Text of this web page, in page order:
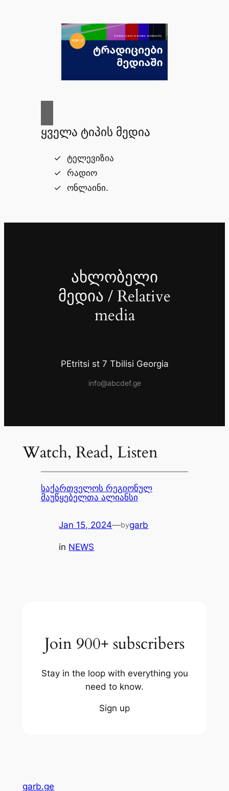
ყველა ტიპის მედია
ტელევიზია
რადიო
ონლაინი.
ახლობელი
მედია / Relative
media
PEtritsi st 7 Tbilisi Georgia
info@abcdef.ge
Watch, Read, Listen
საქართველოს რეგიონულ
მაუწყებელთა ალიანსი
Jan 15, 2024—bygarb
in NEWS
Join 900+ subscribers
Stay in the loop with everything you
need to know.
Sign up
garb.ge